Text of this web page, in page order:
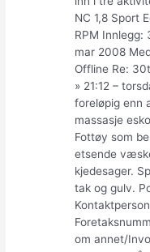
NC 1,8 Sport
RPM Innlegg:
mar 2008
Offline Re:
» 21:12 –
foreløpig enn
massasje
Fottøy som
etsende
kjedesager.
tak og gulv.
om annet/